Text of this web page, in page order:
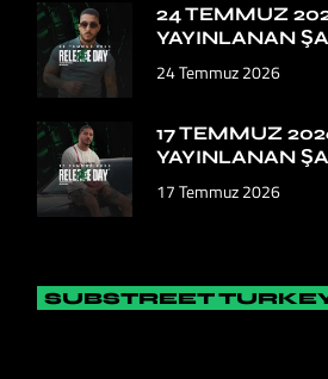
24 TEMMUZ
YAYINLANAN
24 Temmuz 2026
17 TEMMUZ
YAYINLANAN
17 Temmuz 2026
SUBSTREET